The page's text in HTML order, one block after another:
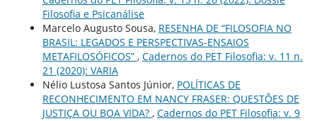
Filosofia e Psicanálise
Marcelo Augusto Sousa, RESENHA DE “FILOSOFIA NO
BRASIL: LEGADOS E PERSPECTIVAS-ENSAIOS
METAFILOSÓFICOS” , Cadernos do PET Filosofia: v. 11 n.
21 (2020): VARIA
Nélio Lustosa Santos Júnior, POLÍTICAS DE
RECONHECIMENTO EM NANCY FRASER: QUESTÕES DE
JUSTIÇA OU BOA VIDA? , Cadernos do PET Filosofia: v. 9